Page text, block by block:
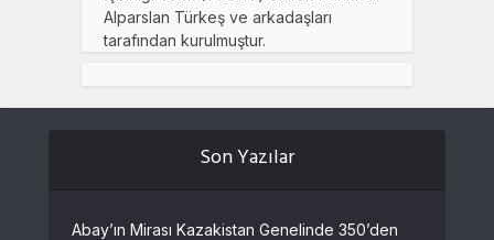
Alparslan Türkeş ve arkadaşları
tarafından kurulmuştur.
Son Yazılar
Abay’ın Mirası Kazakistan Genelinde 350’den